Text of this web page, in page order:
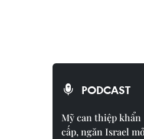
PODCAST
Mỹ can thiệp khẩn
cấp, ngăn Israel